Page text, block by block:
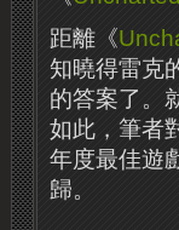
距離《
知曉得雷克
的答案了。
如此，筆者
年度最佳遊
歸。